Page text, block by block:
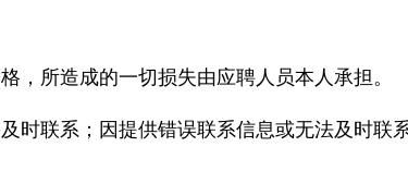
，所造成的一切损失由应聘人员本人承担。
时联系；因提供错误联系信息或无法及时联